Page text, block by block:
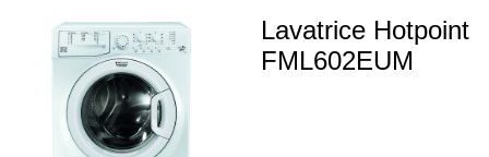
Lavatrice Hotpoint
FML602EUM